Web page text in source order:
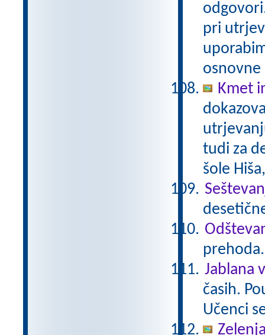
pri
osnovne
Kmet
tudi za
šole
prehoda.
Jablana
časih.
Učenci